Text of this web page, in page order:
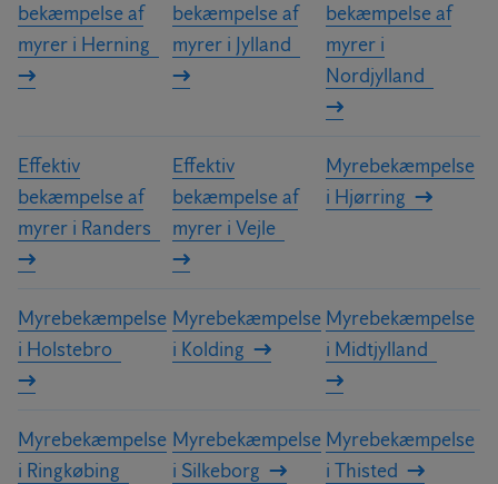
bekæmpelse af
myrer i Herning
bekæmpelse af
myrer i Jylland
bekæmpelse af
myrer i
Nordjylland
Effektiv
bekæmpelse af
myrer i Randers
Effektiv
bekæmpelse af
myrer i Vejle
Myrebekæmpelse
i Hjørring
Myrebekæmpelse
i Holstebro
Myrebekæmpelse
i Kolding
Myrebekæmpelse
i Midtjylland
Myrebekæmpelse
i Ringkøbing
Myrebekæmpelse
i Silkeborg
Myrebekæmpelse
i Thisted